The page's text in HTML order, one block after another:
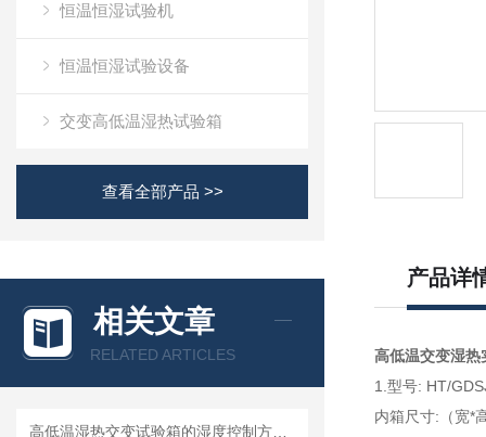
恒温恒湿试验机
恒温恒湿试验设备
交变高低温湿热试验箱
查看全部产品 >>
相关文章
RELATED ARTICLES
产品详
高低温交变湿热
1.型号: HT/
内箱尺寸:（宽*